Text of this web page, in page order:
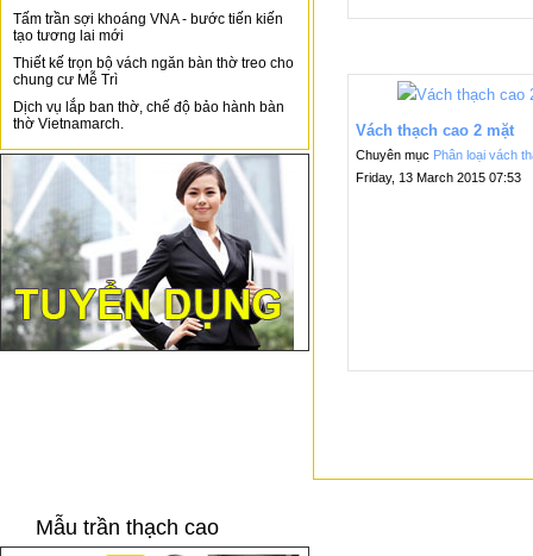
Tấm trần sợi khoáng VNA - bước tiến kiến
tạo tương lai mới
Thiết kế trọn bộ vách ngăn bàn thờ treo cho
chung cư Mễ Trì
Dịch vụ lắp ban thờ, chế độ bảo hành bàn
thờ Vietnamarch.
Mẫu trần thạch cao
Vách thạch cao 2 mặt
Chuyên mục Phân loại vách
Friday, 13 March 2015 07:53